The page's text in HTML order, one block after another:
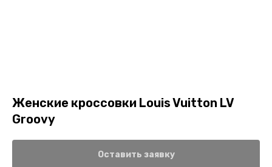
Женские кроссовки Louis Vuitton LV
Groovy
Оставить заявку